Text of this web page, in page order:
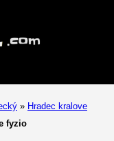
» Hradec kralove
fyzio